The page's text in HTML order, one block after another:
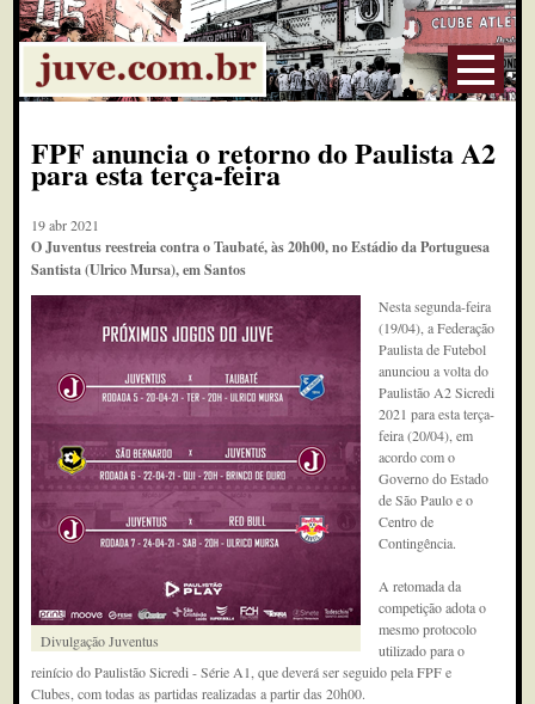
FPF anuncia o retorno do Paulista A2
para esta terça-feira
19 abr 2021
O Juventus reestreia contra o Taubaté, às 20h00, no Estádio da Portuguesa
Santista (Ulrico Mursa), em Santos
Divulgação Juventus
Nesta segunda-feira
(19/04), a Federação
Paulista de Futebol
anunciou a volta do
Paulistão A2 Sicredi
2021 para esta terça-
feira (20/04), em
acordo com o
Governo do Estado
de São Paulo e o
Centro de
Contingência.
A retomada da
competição adota o
mesmo protocolo
utilizado para o
reinício do Paulistão Sicredi - Série A1, que deverá ser seguido pela FPF e
Clubes, com todas as partidas realizadas a partir das 20h00.